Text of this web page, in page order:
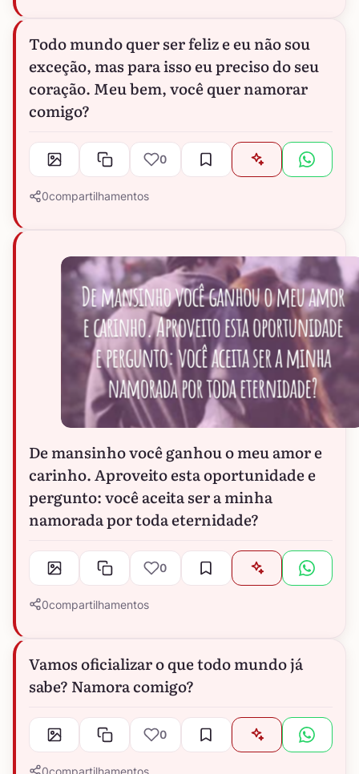
Todo mundo quer ser feliz e eu não sou
exceção, mas para isso eu preciso do seu
coração. Meu bem, você quer namorar
comigo?
0
0compartilhamentos
De mansinho você ganhou o meu amor e
carinho. Aproveito esta oportunidade e
pergunto: você aceita ser a minha
namorada por toda eternidade?
0
0compartilhamentos
Vamos oficializar o que todo mundo já
sabe? Namora comigo?
0
0compartilhamentos